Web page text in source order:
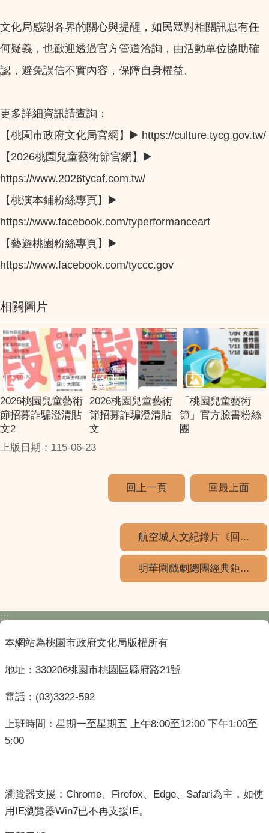
文化局感謝各界的關心與提醒，如民眾對相關訊息有任
何疑義，也歡迎透過官方管道洽詢，由活動單位協助確
認，避免誤信不實內容，保障自身權益。
更多詳細資訊請查詢：
【桃園市政府文化局官網】▶️ https://culture.tycg.gov.tw/
【2026桃園兒童藝術節官網】▶️
https://www.2026tycaf.com.tw/
【桃演本鋪粉絲專頁】▶️
https://www.facebook.com/typerformanceart
【藝遊桃園粉絲專頁】▶️
https://www.facebook.com/tyccc.gov
相關圖片
2026桃園兒童藝術
節招募詐騙澄清貼
文2
2026桃園兒童藝術
節招募詐騙澄清貼
文
「桃園兒童藝術
節」官方臉書粉絲
團
上版日期：115-06-23
回上一頁 回最上面
航空城人文紀錄片《回...
明華園戲劇總團經典鉅...
:::
本網站為桃園市政府文化局版權所有
地址：330206桃園市桃園區縣府路21號
電話：(03)3322-592
上班時間：星期一至星期五 上午8:00至12:00 下午1:00至
5:00
瀏覽器支援：Chrome、Firefox、Edge、Safari為主，如使
用IE瀏覽器Win7已不再支援IE。